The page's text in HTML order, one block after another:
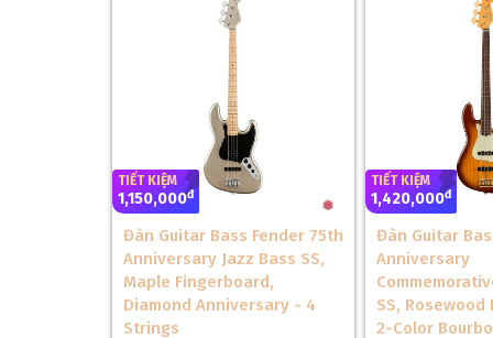
TIẾT KIỆM
1,150,000đ
Đàn Guitar Bass Fender 75th
Anniversary Jazz Bass SS,
Maple Fingerboard,
Diamond Anniversary - 4
Strings
TIẾT KIỆM
1,420,000đ
Đàn Guitar
Anniversary
SS,
2-Color